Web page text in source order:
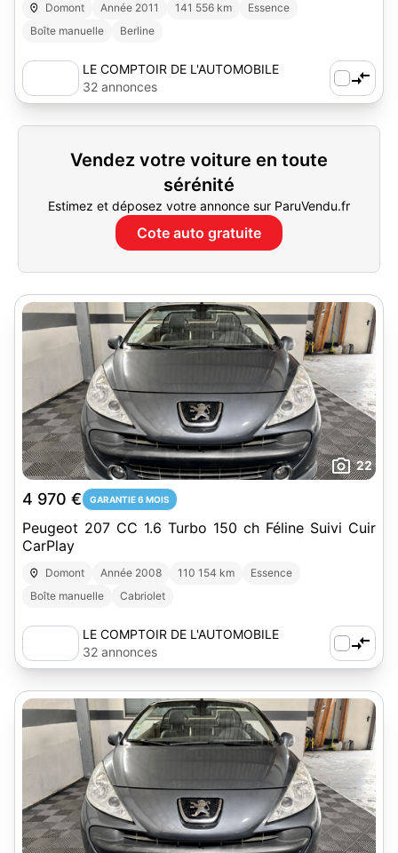
Domont Année 2011 141 556 km
Essence
Boîte manuelle
Berline
LE COMPTOIR DE L'AUTOMOBILE
32 annonces
Vendez votre voiture en toute
sérénité
Estimez et déposez votre annonce sur ParuVendu.fr
Cote auto gratuite
22
4 970 € GARANTIE 6 MOIS
Peugeot 207 CC 1.6 Turbo 150 ch Féline Suivi Cuir
CarPlay
Domont Année 2008 110 154 km
Essence
Boîte manuelle
Cabriolet
LE COMPTOIR DE L'AUTOMOBILE
32 annonces